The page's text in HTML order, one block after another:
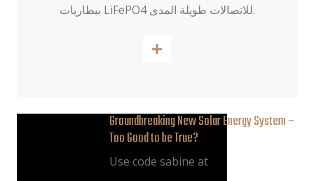
ببطاريات LiFePO4 للاتصالات طويلة المدى.
Groundbreaking New Solar Energy System –
Too Good to be True?
Use code sabine at